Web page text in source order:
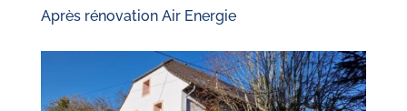
Après rénovation Air Energie